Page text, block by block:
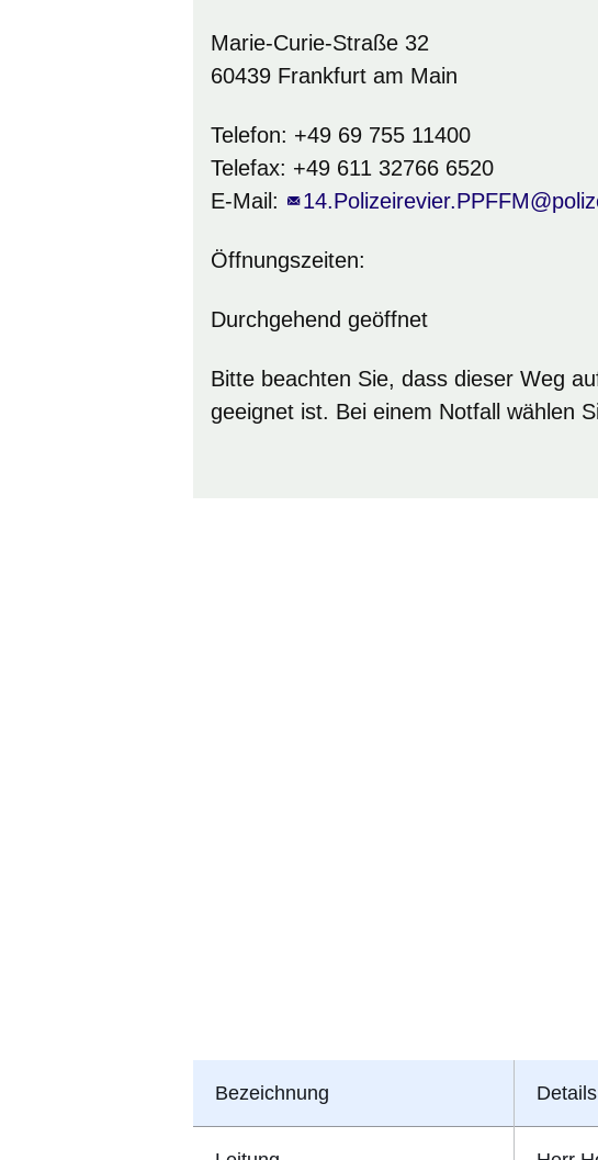
Marie-Curie-Straße 32
60439 Frankfurt am Main
Telefon: +49 69 755 11400
Telefax: +49 611 32766 6520
E-Mail:
Öffnungszeiten:
Durchgehend geöffnet
Bitte beachten Sie, dass dieser Weg
geeignet ist. Bei einem Notfall wählen
Bezeichnung Details